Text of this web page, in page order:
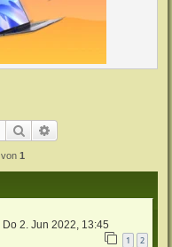
Suche
von 1
Do 2. Jun 2022, 13:45
1 2